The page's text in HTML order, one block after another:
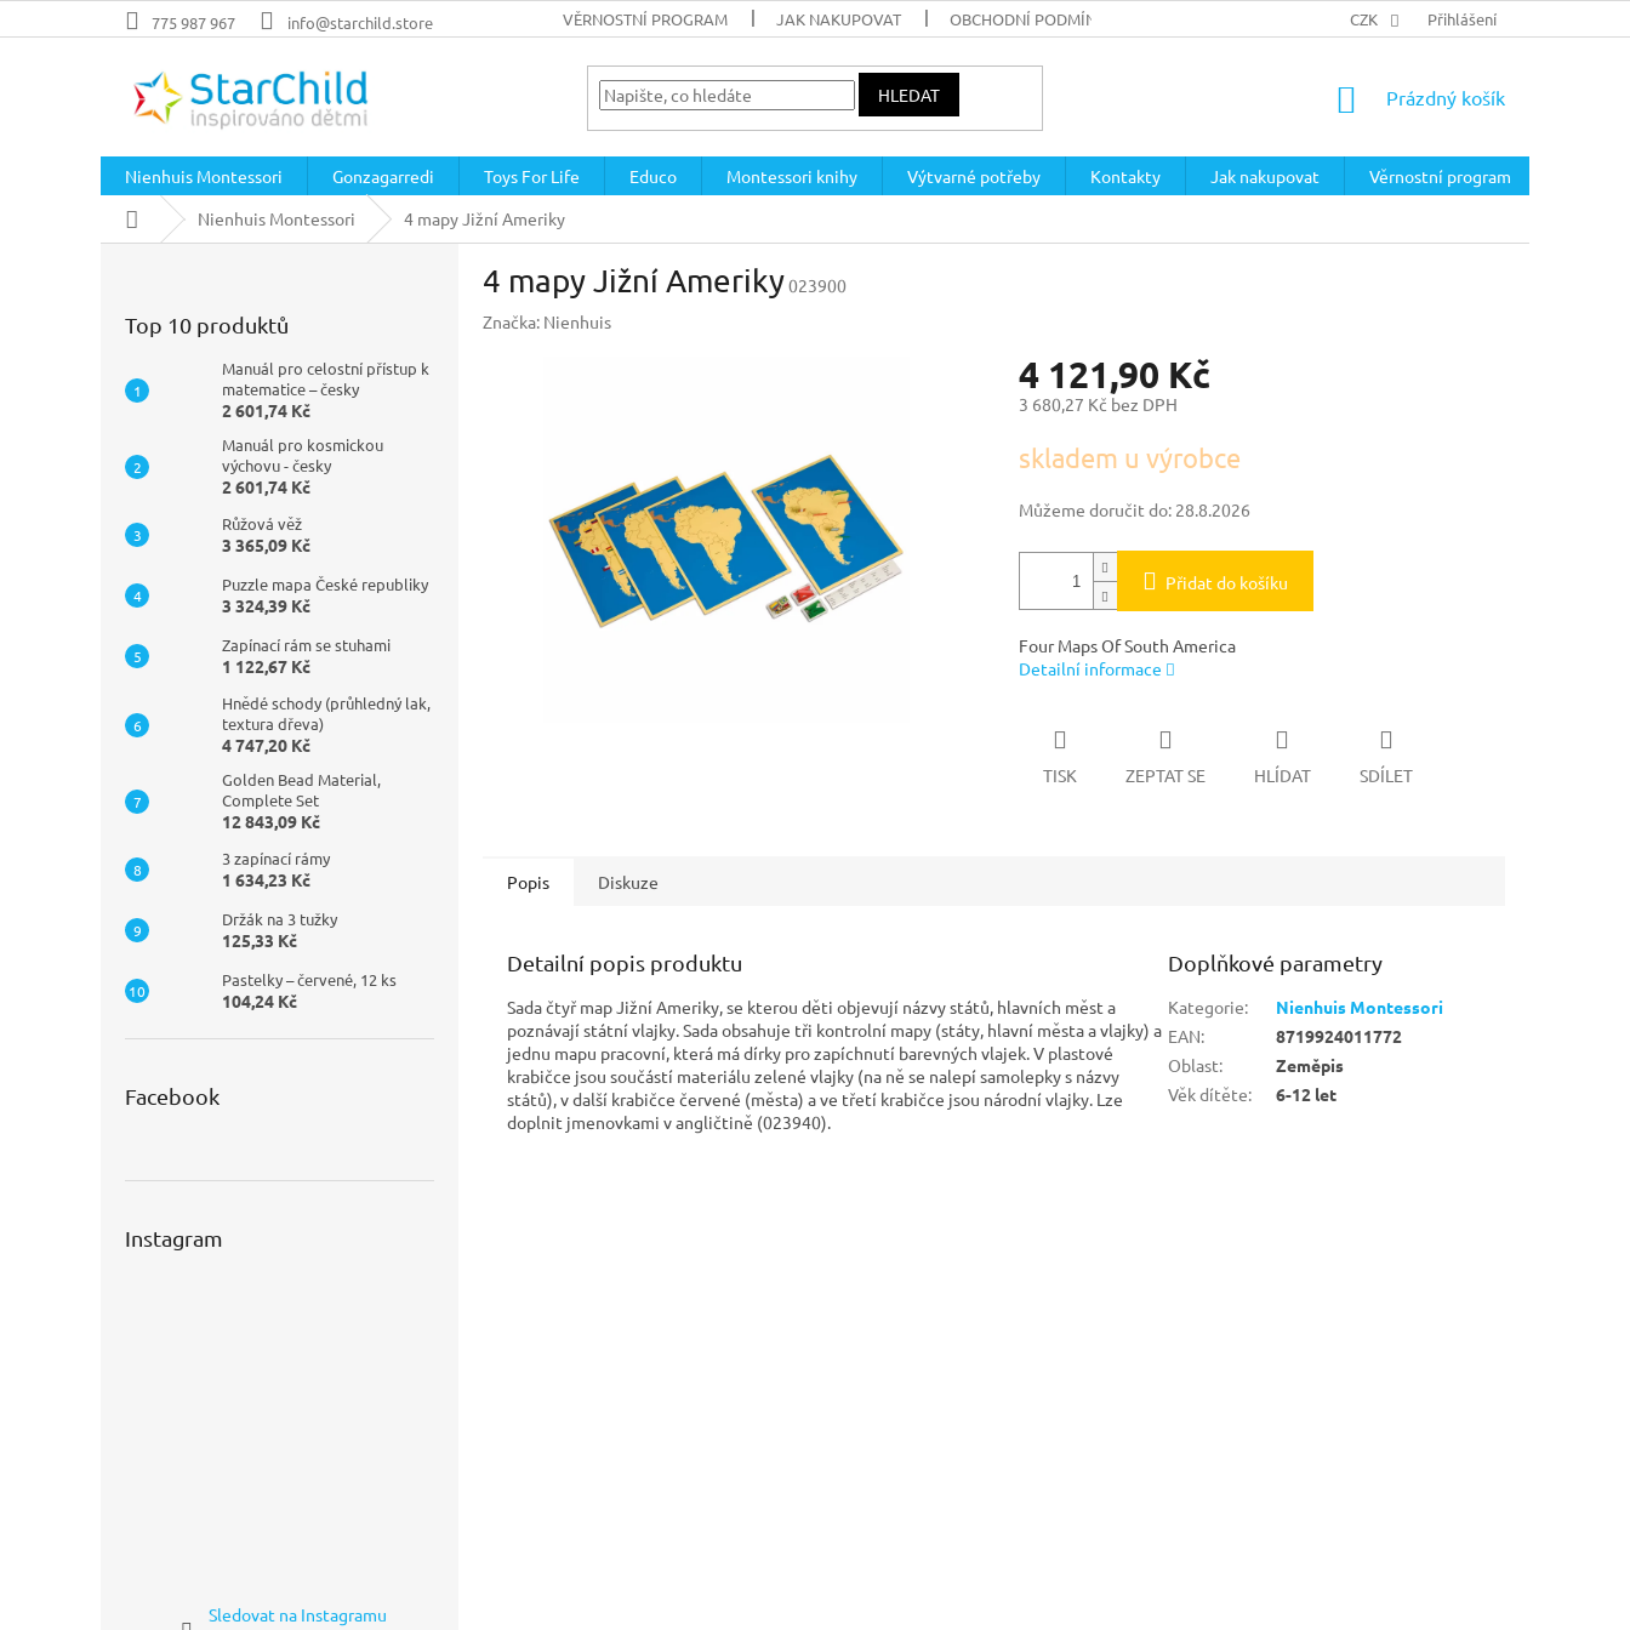
na
775 987 967 info@starchild.store VĚRNOSTNÍ PROGRAM JAK NAKUPOVAT OBCHODNÍ PODMÍNKY PODMÍNKY OCHRANY OSOBNÍCH ÚDAJŮ
CZK Přihlášení
HLEDAT
NÁKUPNÍ
Prázdný košík
Nienhuis Montessori Gonzagarredi Toys For Life Educo Montessori knihy Výtvarné potřeby Kontakty Jak nakupovat
Věrnostní program
Domů
Nienhuis Montessori 4 mapy Jižní Ameriky
Top 10 produktů
Manuál pro celostní přístup k
matematice – česky
2 601,74 Kč
Manuál pro kosmickou
výchovu - česky
2 601,74 Kč
Růžová věž
3 365,09 Kč
Puzzle mapa České republiky
3 324,39 Kč
Zapínací rám se stuhami
1 122,67 Kč
Hnědé schody (průhledný lak,
textura dřeva)
4 747,20 Kč
Golden Bead Material,
Complete Set
12 843,09 Kč
3 zapínací rámy
1 634,23 Kč
Držák na 3 tužky
125,33 Kč
Pastelky – červené, 12 ks
104,24 Kč
Facebook
Instagram
Sledovat na Instagramu
4 mapy Jižní Ameriky023900
Značka: Nienhuis
4 121,90 Kč
3 680,27 Kč bez DPH
cena:
skladem u výrobce
Můžeme doručit do: 28.8.2026
Přidat do košíku
Four Maps Of South America
Detailní informace
TISK ZEPTAT SE HLÍDAT SDÍLET
Popis Diskuze
Detailní popis produktu
Sada čtyř map Jižní Ameriky, se kterou děti objevují názvy států, hlavních měst a
poznávají státní vlajky. Sada obsahuje tři kontrolní mapy (státy, hlavní města a vlajky) a
jednu mapu pracovní, která má dírky pro zapíchnutí barevných vlajek. V plastové
krabičce jsou součástí materiálu zelené vlajky (na ně se nalepí samolepky s názvy
států), v další krabičce červené (města) a ve třetí krabičce jsou národní vlajky. Lze
doplnit jmenovkami v angličtině (023940).
Doplňkové parametry
Kategorie:
Nienhuis Montessori
EAN:
8719924011772
Oblast:
Zeměpis
Věk dítěte: 6-12 let